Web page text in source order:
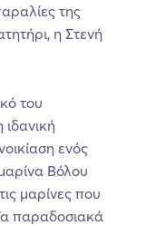
της
η Στενή
του
ενός
Βόλου
μαρίνες που
παραδοσιακά